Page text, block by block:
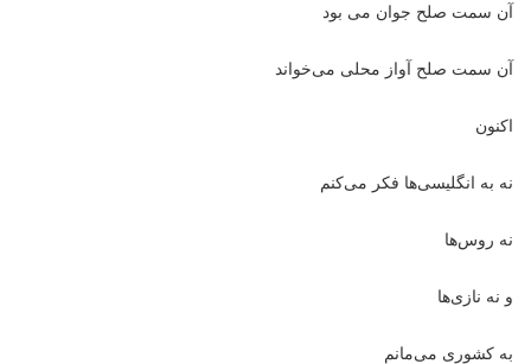
آن سمت صلح جوان می بود
آن سمت صلح آواز محلی می‌خواند
اکنون
نه به انگلیسی‌ها فکر می‌کنم
نه روس‌ها
و نه نازی‌ها
به کشوری می‌مانم